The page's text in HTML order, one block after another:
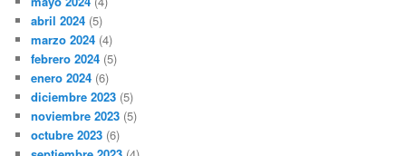
abril 2024 (5)
marzo 2024 (4)
febrero 2024 (5)
enero 2024 (6)
diciembre 2023 (5)
noviembre 2023 (5)
octubre 2023 (6)